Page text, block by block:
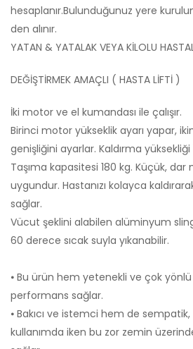
hesaplanır.Bulunduğunuz yere
den alınır.
YATAN & YATALAK VEYA KİLOLU
DEĞİŞTİRMEK AMAÇLI ( HASTA LİFTİ )
İki motor ve el kumandası ile çalışır.
Birinci motor yükseklik ayarı yapar,
genişliğini ayarlar. Kaldırma yüksekliği
Taşıma kapasitesi 180 kg. Küçük,
uygundur. Hastanızı kolayca
sağlar.
Vücut şeklini alabilen alüminyum
60 derece sıcak suyla yıkanabilir.
⦁ Bu ürün hem yetenekli ve çok
performans sağlar.
⦁ Bakıcı ve istemci hem de sempatik,
kullanımda iken bu zor zemin